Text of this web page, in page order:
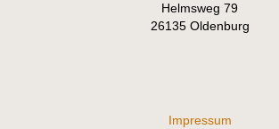
Helmsweg 79
26135 Oldenburg
Impressum